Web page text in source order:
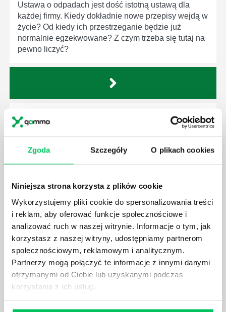
Zgoda Szczegóły O plikach cookies
Niniejsza strona korzysta z plików cookie
Wykorzystujemy pliki cookie do spersonalizowania treści
i reklam, aby oferować funkcje społecznościowe i
analizować ruch w naszej witrynie. Informacje o tym, jak
korzystasz z naszej witryny, udostępniamy partnerom
społecznościowym, reklamowym i analitycznym.
Partnerzy mogą połączyć te informacje z innymi danymi
otrzymanymi od Ciebie lub uzyskanymi podczas
korzystania z ich usług.
Ustawa o odpadach jest dość istotną ustawą dla
każdej firmy. Kiedy dokładnie nowe przepisy wejdą w
życie? Od kiedy ich przestrzeganie będzie już
normalnie egzekwowane? Z czym trzeba się tutaj na
pewno liczyć?
WYCINKA DRZEW A USTAWA O OCHRONIE
ŚRODOWISKA - CO WARTO WIEDZIEĆ?
z nas – bez wyjątku. Warto podkreślić, że określona
jest w niej także dokładnie kwestia wycinki drzew.
zgłaszana? Jak to w zasadzie dokładniej wygląda?
Czy z prywatnej posesji można wyciąć cokolwiek?
KTO EGZEKWUJE PRAWO WODNE?
Prawo wodne to dość skomplikowane prawo w
ustawodawstwie polskim. Na czym dokładniej ono